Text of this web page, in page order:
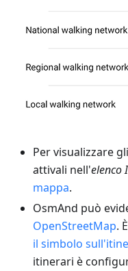
Per visualizzare
attivali nell'elenco
mappa.
OsmAnd può
OpenStreetMap.
il simbolo
itinerari è